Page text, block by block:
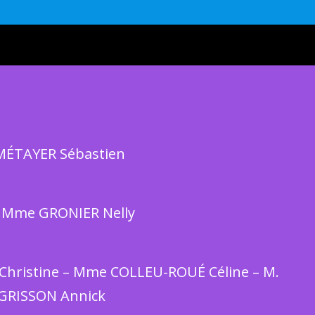
Sébastien
GRONIER Nelly
– Mme COLLEU-ROUÉ Céline – M.
Annick